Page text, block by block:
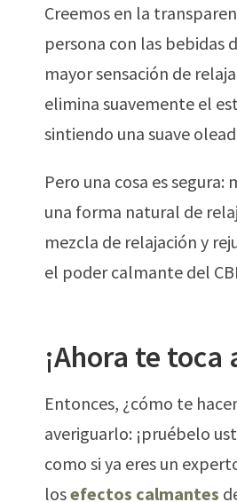
Creemos en la
persona con las bebidas
mayor sensación de
elimina suavemente el
sintiendo una suave
Pero una cosa es
una forma natural de
mezcla de relajación y
el poder calmante del
¡Ahora te
Entonces, ¿cómo te
averiguarlo: ¡pruébelo
como si ya eres un
losefectos calmantes